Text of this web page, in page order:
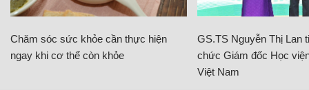
Chăm sóc sức khỏe cần thực hiện
ngay khi cơ thể còn khỏe
GS.TS Nguyễn Thị Lan
chức Giám đốc Học
Việt Nam